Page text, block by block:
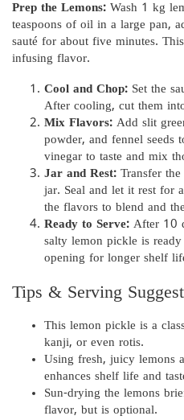
Prep the Lemons: Wash 1 kg
teaspoons of oil in a large pan,
sauté for about five minutes.
infusing flavor.
Cool and Chop: Set the
After cooling, cut them
Mix Flavors: Add slit
powder, and fennel seeds
vinegar to taste and mix
Jar and Rest: Transfer
jar. Seal and let it rest for
the flavors to blend and
Ready to Serve: After 10
salty lemon pickle is
opening for longer shelf
Tips & Serving
This lemon pickle is a
kanji, or even rotis.
Using fresh, juicy lemons
enhances shelf life and
Sun-drying the lemons
flavor, but is optional.